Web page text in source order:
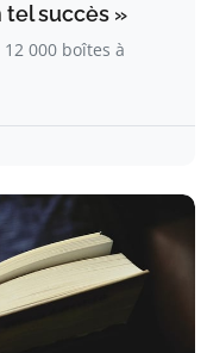
tel succès »
000 boîtes à